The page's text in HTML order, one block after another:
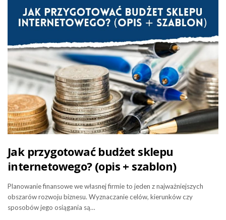
Jak przygotować budżet sklepu
internetowego? (opis + szablon)
Planowanie finansowe we własnej firmie to jeden z najważniejszych
obszarów rozwoju biznesu. Wyznaczanie celów, kierunków czy
sposobów jego osiągania są…